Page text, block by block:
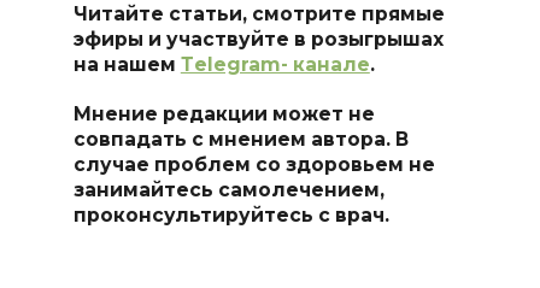
Читайте статьи, смотрите прямые
эфиры и участвуйте в розыгрышах
на нашем Тelegram- канале.
Мнение редакции может не
совпадать с мнением автора. В
случае проблем со здоровьем не
занимайтесь самолечением,
проконсультируйтесь с врач.